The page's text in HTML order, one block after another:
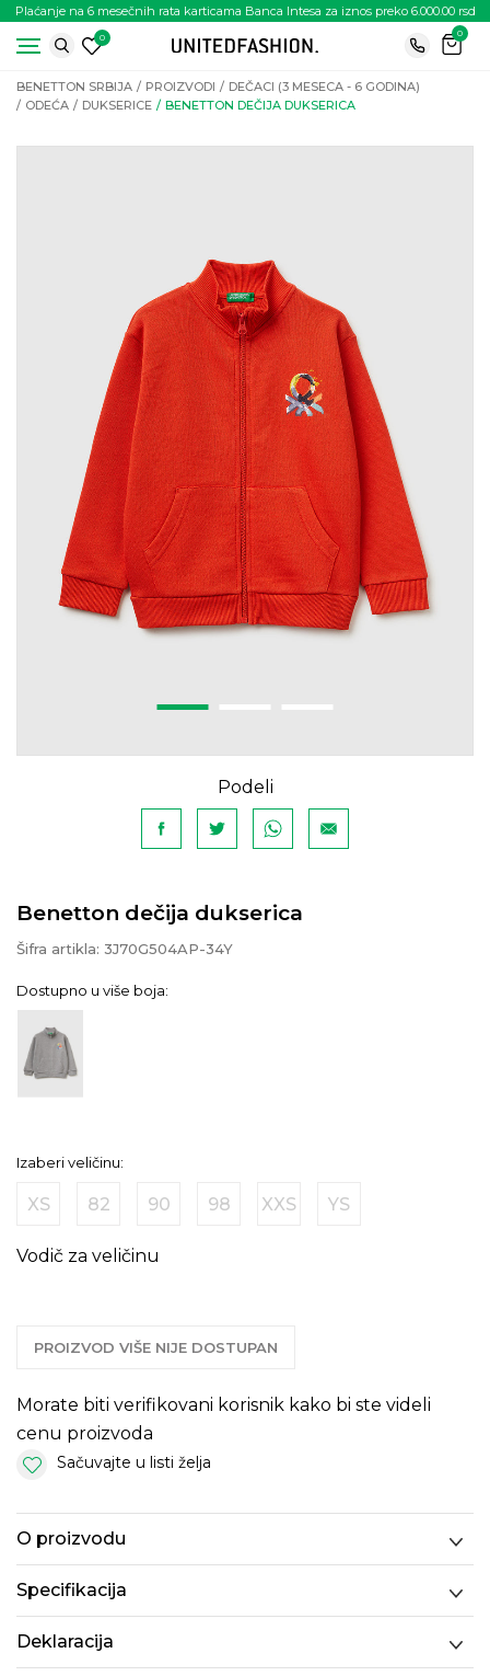
Plaćanje na 6 mesečnih rata karticama Banca Intesa za iznos preko 6.000.00 rsd
0
0
BENETTON SRBIJA PROIZVODI
DEČACI (3 MESECA - 6 GODINA)
ODEĆA
DUKSERICE BENETTON DEČIJA DUKSERICA
Podeli
Benetton dečija dukserica
Šifra artikla: 3J70G504AP-34Y
Dostupno u više boja:
Izaberi veličinu:
XS 82 90 98 XXS YS
Vodič za veličinu
PROIZVOD VIŠE NIJE DOSTUPAN
Morate biti verifikovani korisnik kako bi ste videli
cenu proizvoda
Sačuvajte u listi želja
O proizvodu
Specifikacija
Deklaracija